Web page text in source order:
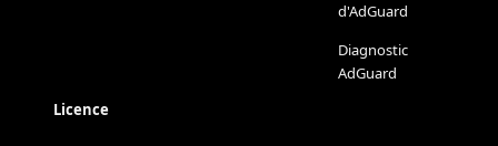
d'AdGuard
Diagnostic
AdGuard
Licence